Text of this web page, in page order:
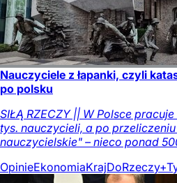
Nauczyciele z łapanki, czyli
po polsku
SIŁĄ RZECZY || W Polsce
tys. nauczycieli, a po przeliczeniu
nauczycielskie" – nieco ponad
OpinieEkonomiaKrajDoRzeczy+